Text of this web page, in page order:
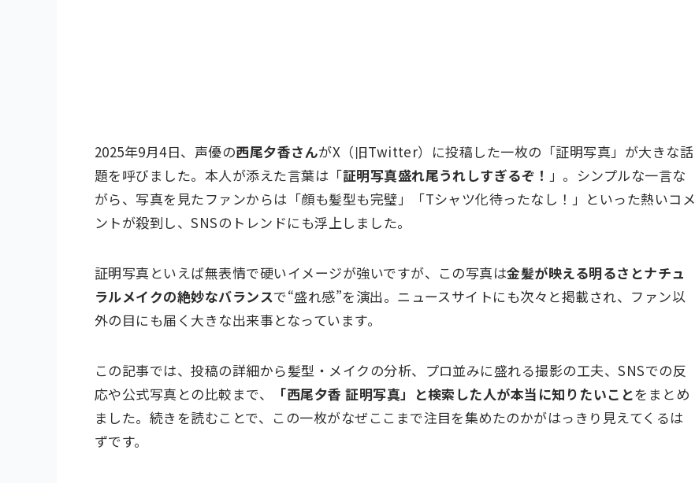
2025年9月4日、声優の西尾夕香さんがX（旧Twitter）に投稿した一枚の「証明写真」が大きな話
題を呼びました。本人が添えた言葉は「証明写真盛れ尾うれしすぎるぞ！ 」。シンプルな一言な
がら、写真を見たファンからは「顔も髪型も完璧」「Tシャツ化待ったなし！」といった熱いコメ
ントが殺到し、SNSのトレンドにも浮上しました。
証明写真といえば無表情で硬いイメージが強いですが、この写真は金髪が映える明るさとナチュ
ラルメイクの絶妙なバランスで“盛れ感”を演出。ニュースサイトにも次々と掲載され、ファン以
外の目にも届く大きな出来事となっています。
この記事では、投稿の詳細から髪型・メイクの分析、プロ並みに盛れる撮影の工夫、SNSでの反
応や公式写真との比較まで、
「西尾夕香 証明写真」と検索した人が本当に知りたいことをまとめ
ました。続きを読むことで、この一枚がなぜここまで注目を集めたのかがはっきり見えてくるは
ずです。